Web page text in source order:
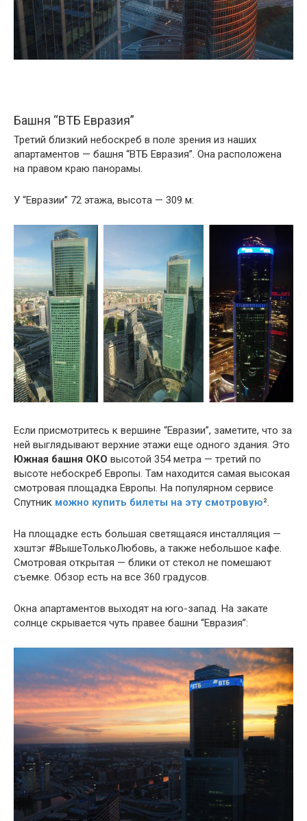
Башня “ВТБ Евразия”
Третий близкий небоскреб в поле зрения из наших
апартаментов — башня “ВТБ Евразия”. Она расположена
на правом краю панорамы.
У “Евразии” 72 этажа, высота — 309 м:
Если присмотритесь к вершине “Евразии”, заметите, что за
ней выглядывают верхние этажи еще одного здания. Это
Южная башня ОКО высотой 354 метра — третий по
высоте небоскреб Европы. Там находится самая высокая
смотровая площадка Европы. На популярном сервисе
Спутник можно купить билеты на эту смотровую²
На площадке есть большая светящаяся инсталляция —
хэштэг #ВышеТолькоЛюбовь, а также небольшое кафе.
Смотровая открытая — блики от стекол не помешают
съемке. Обзор есть на все 360 градусов.
Окна апартаментов выходят на юго-запад. На закате
солнце скрывается чуть правее башни “Евразия”: